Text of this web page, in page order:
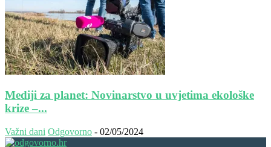
Mediji za planet: Novinarstvo u uvjetima ekološke
krize –...
Važni dani Odgovorno - 02/05/2024